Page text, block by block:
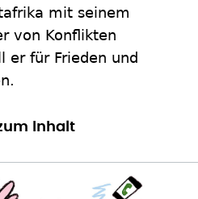
mit seinem
von Konflikten
er für Frieden und
Inhalt